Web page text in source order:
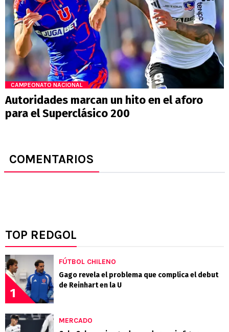
CAMPEONATO NACIONAL
Autoridades marcan un hito en el aforo
para el Superclásico 200
COMENTARIOS
TOP REDGOL
1
FÚTBOL CHILENO
Gago revela el problema que complica el debut
de Reinhart en la U
MERCADO